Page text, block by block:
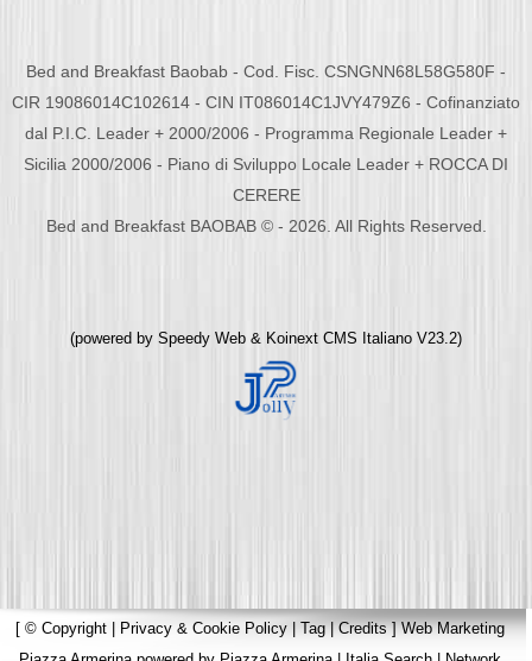
Bed and Breakfast Baobab - Cod. Fisc. CSNGNN68L58G580F -
CIR 19086014C102614 - CIN IT086014C1JVY479Z6 - Cofinanziato
dal P.I.C. Leader + 2000/2006 - Programma Regionale Leader +
Sicilia 2000/2006 - Piano di Sviluppo Locale Leader + ROCCA DI
CERERE
Bed and Breakfast BAOBAB © - 2026. All Rights Reserved.
(powered by Speedy Web & Koinext CMS Italiano V23.2)
[ © Copyright | Privacy & Cookie Policy | Tag|Credits]Web Marketing